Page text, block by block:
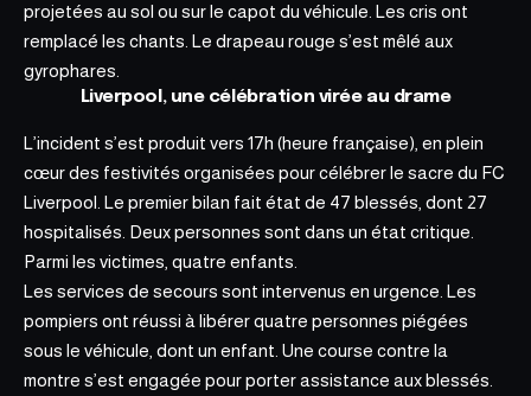
projetées au sol ou sur le capot du véhicule. Les cris ont
remplacé les chants. Le drapeau rouge s’est mêlé aux
gyrophares.
Liverpool , une célébration virée au drame
L’incident s’est produit vers 17h (heure française), en plein
cœur des festivités organisées pour célébrer le sacre du FC
Liverpool. Le premier bilan fait état de 47 blessés, dont 27
hospitalisés. Deux personnes sont dans un état critique.
Parmi les victimes, quatre enfants.
Les services de secours sont intervenus en urgence. Les
pompiers ont réussi à libérer quatre personnes piégées
sous le véhicule, dont un enfant. Une course contre la
montre s’est engagée pour porter assistance aux blessés.